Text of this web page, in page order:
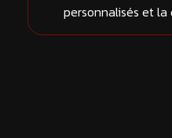
personnalisés et